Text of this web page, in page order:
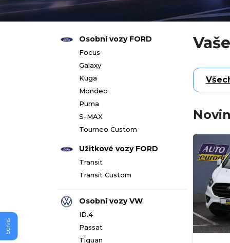
Osobní vozy FORD
Focus
Galaxy
Kuga
Mondeo
Puma
S-MAX
Tourneo Custom
Užitkové vozy FORD
Transit
Transit Custom
Osobní vozy VW
ID.4
Passat
Tiguan
Servis